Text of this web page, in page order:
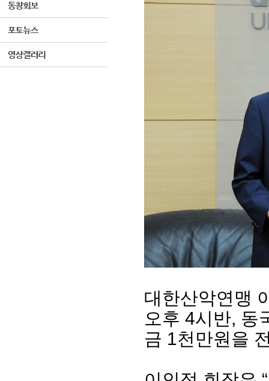
대한산악연맹
오후 4시반, 동
금 1천만원을